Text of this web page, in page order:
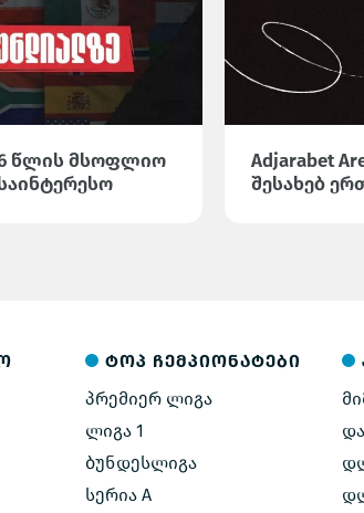
წლის მსოფლიო
Adjarabet
შესახებ
ტოპ ჩემპიონატები
პრემიერ ლიგა
ლიგა 1
ბუნდესლიგა
სერია A